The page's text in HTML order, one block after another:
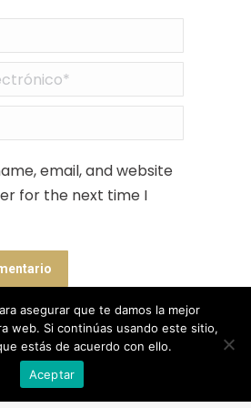
*
email, and website
for the next time I
by Animation Graphics
|COOKIES |
asegurar que te damos la mejor
web. Si continúas usando este sitio,
estás de acuerdo con ello.
Aceptar